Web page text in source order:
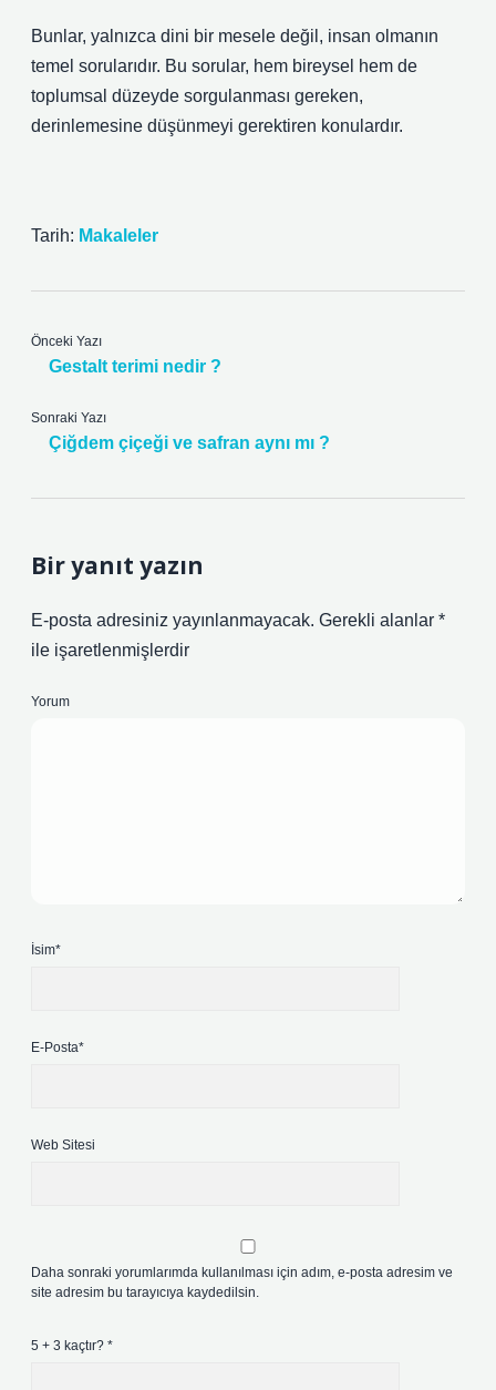
Bunlar, yalnızca dini bir mesele değil, insan olmanın
temel sorularıdır. Bu sorular, hem bireysel hem de
toplumsal düzeyde sorgulanması gereken,
derinlemesine düşünmeyi gerektiren konulardır.
Tarih: Makaleler
Önceki Yazı
Gestalt terimi nedir ?
Sonraki Yazı
Çiğdem çiçeği ve safran aynı mı ?
Bir yanıt yazın
E-posta adresiniz yayınlanmayacak. Gerekli alanlar *
ile işaretlenmişlerdir
Yorum
İsim*
E-Posta*
Web Sitesi
Daha sonraki yorumlarımda kullanılması için adım, e-posta adresim ve
site adresim bu tarayıcıya kaydedilsin.
5 + 3 kaçtır? *